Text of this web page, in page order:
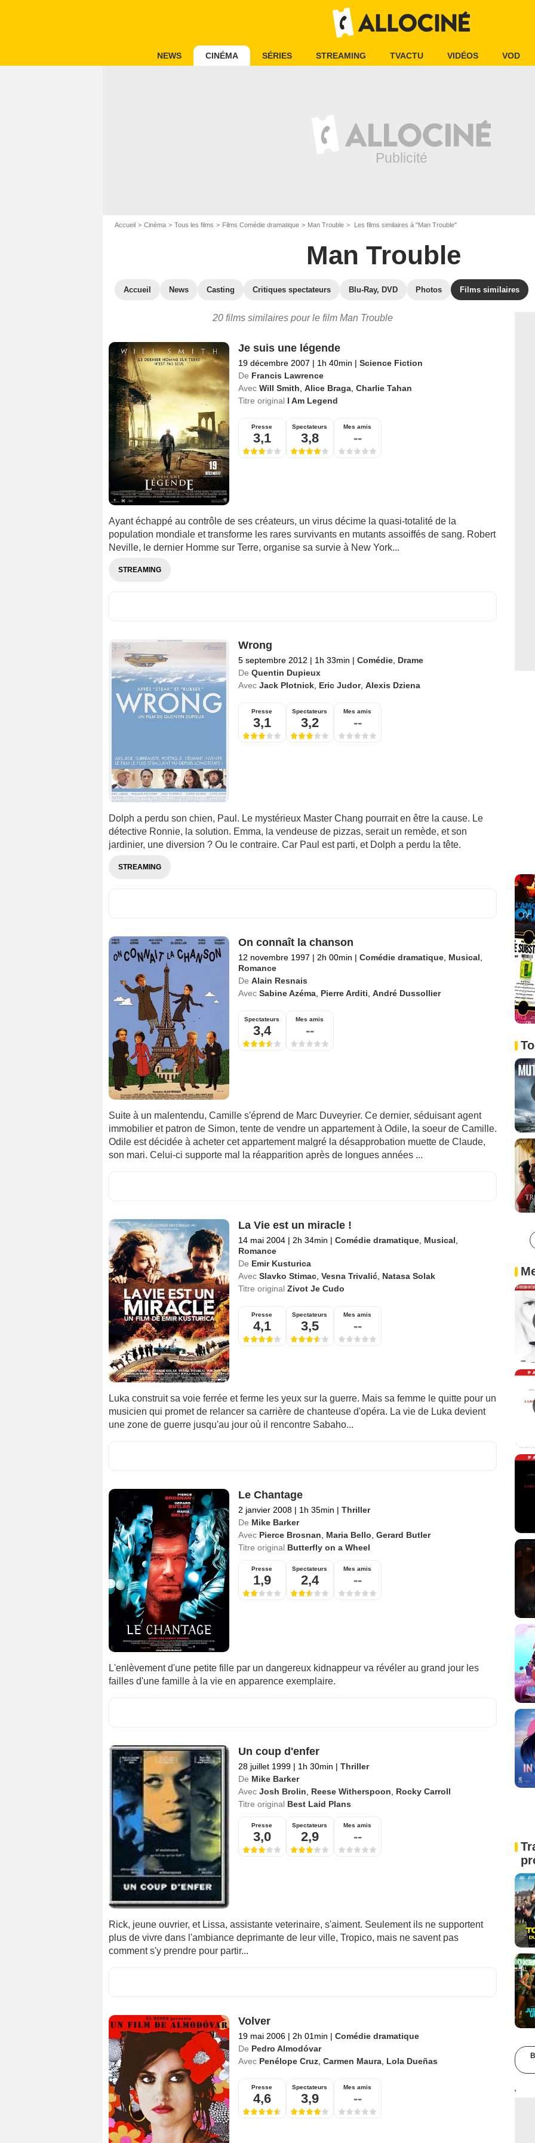
NEWS CINÉMA SÉRIES STREAMING TVACTU VIDÉOS VOD
Accueil Cinéma Tous les films Films Comédie dramatique Man Trouble Les films similaires à "Man Trouble"
Man Trouble
Accueil News Casting Critiques spectateurs Blu-Ray, DVD Photos Films similaires
20 films similaires pour le film Man Trouble
Je suis une légende
19 décembre 2007 | 1h 40min | Science Fiction
De Francis Lawrence
Avec Will Smith Alice Braga, Charlie Tahan
Titre original I Am Legend
Presse
3,1
Spectateurs
3,8
Mes amis
--
Ayant échappé au contrôle de ses créateurs, un virus décime la quasi-totalité de la
population mondiale et transforme les rares survivants en mutants assoiffés de sang. Robert
Neville, le dernier Homme sur Terre, organise sa survie à New York...
STREAMING
Wrong
5 septembre 2012 | 1h 33min | Comédie, Drame
De Quentin Dupieux
Avec Jack Plotnick, Eric Judor, Alexis Dziena
Presse
3,1
Spectateurs
3,2
Mes amis
--
Dolph a perdu son chien, Paul. Le mystérieux Master Chang pourrait en être la cause. Le
détective Ronnie, la solution. Emma, la vendeuse de pizzas, serait un remède, et son
jardinier, une diversion ? Ou le contraire. Car Paul est parti, et Dolph a perdu la tête.
STREAMING
On connaît la chanson
12 novembre 1997 | 2h 00min | Comédie dramatique, Musical
Romance
De Alain Resnais
Avec Sabine Azéma, Pierre Arditi André Dussollier
Spectateurs
3,4
Mes amis
--
Suite à un malentendu, Camille s'éprend de Marc Duveyrier. Ce dernier, séduisant agent
immobilier et patron de Simon, tente de vendre un appartement à Odile, la soeur de Camille.
Odile est décidée à acheter cet appartement malgré la désapprobation muette de Claude,
son mari. Celui-ci supporte mal la réapparition après de longues années ...
La Vie est un miracle !
14 mai 2004 | 2h 34min | Comédie dramatique, Musical
Romance
De Emir Kusturica
Avec Slavko Stimac, Vesna Trivalić, Natasa Solak
Titre original Zivot Je Cudo
Presse
4,1
Spectateurs
3,5
Mes amis
--
Luka construit sa voie ferrée et ferme les yeux sur la guerre. Mais sa femme le quitte pour un
musicien qui promet de relancer sa carrière de chanteuse d'opéra. La vie de Luka devient
une zone de guerre jusqu'au jour où il rencontre Sabaho...
Le Chantage
2 janvier 2008 | 1h 35min | Thriller
De Mike Barker
Avec Pierce Brosnan Maria Bello Gerard Butler
Titre original Butterfly on a Wheel
Presse
1,9
Spectateurs
2,4
Mes amis
--
L'enlèvement d'une petite fille par un dangereux kidnappeur va révéler au grand jour les
failles d'une famille à la vie en apparence exemplaire.
Un coup d'enfer
28 juillet 1999 | 1h 30min | Thriller
De Mike Barker
Avec Josh Brolin Reese Witherspoon
Rocky Carroll
Titre original Best Laid Plans
Presse
3,0
Spectateurs
2,9
Mes amis
--
Rick, jeune ouvrier, et Lissa, assistante veterinaire, s'aiment. Seulement ils ne supportent
plus de vivre dans l'ambiance deprimante de leur ville, Tropico, mais ne savent pas
comment s'y prendre pour partir...
Volver
19 mai 2006 | 2h 01min | Comédie dramatique
De Pedro Almodóvar
Avec Penélope Cruz, Carmen Maura, Lola Dueñas
Presse
4,6
Spectateurs
3,9
Mes amis
-- '